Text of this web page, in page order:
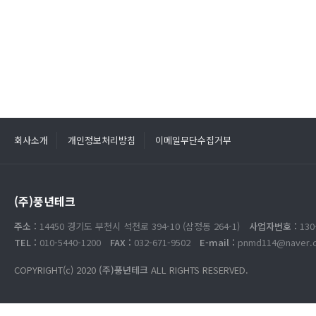
회사소개 개인정보처리방침 이메일무단수집거부
(주)풍년테크
주소 : 14450 경기도 부천시 석천로 394-10 (삼정동 264-1) 사업자번호 :
TEL : 010-5440-1200 FAX : 032-671-9502 E-mail :
COPYRIGHT(c) 2020 (주)풍년테크 ALL RIGHTS RESERVED.